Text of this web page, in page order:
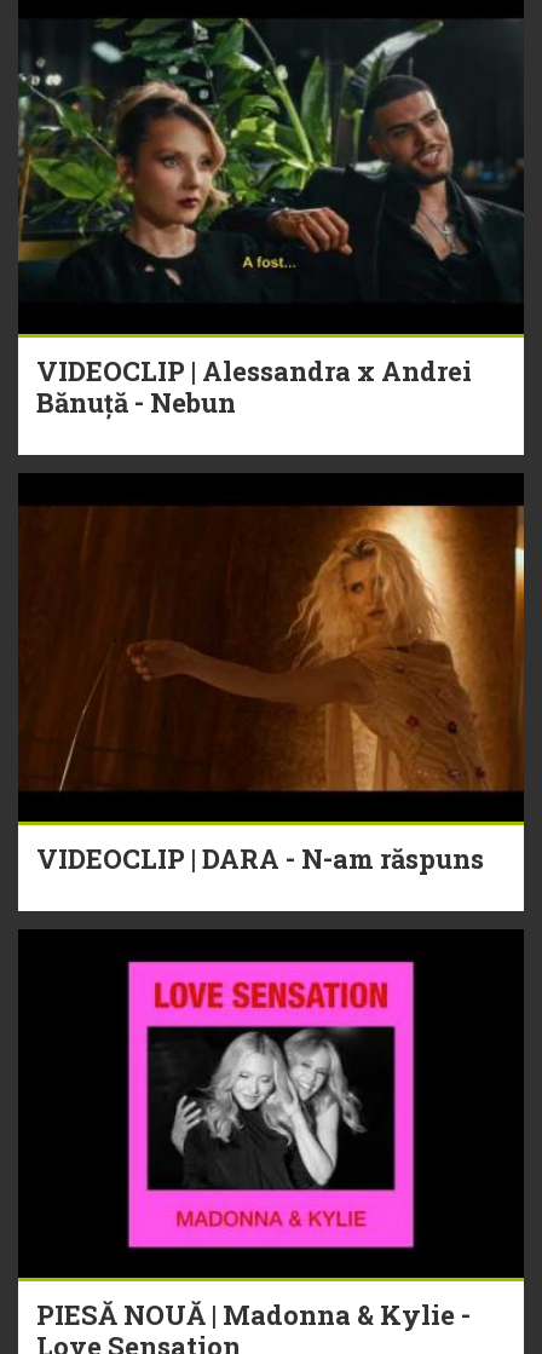
VIDEOCLIP | Alessandra x Andrei
Bănuță - Nebun
VIDEOCLIP | DARA - N-am răspuns
PIESĂ NOUĂ | Madonna & Kylie -
Love Sensation